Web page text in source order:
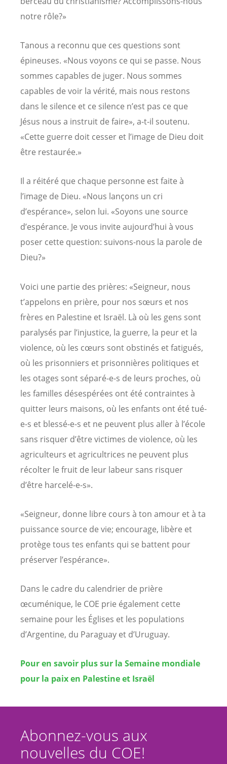
notre rôle?»
Tanous a reconnu que ces questions sont
épineuses. «Nous voyons ce qui se passe. Nous
sommes capables de juger. Nous sommes
capables de voir la vérité, mais nous restons
dans le silence et ce silence n’est pas ce que
Jésus nous a instruit de faire», a-t-il soutenu.
«Cette guerre doit cesser et l’image de Dieu doit
être restaurée.»
Il a réitéré que chaque personne est faite à
l’image de Dieu. «Nous lançons un cri
d’espérance», selon lui. «Soyons une source
d’espérance. Je vous invite aujourd’hui à vous
poser cette question: suivons-nous la parole de
Dieu?»
Voici une partie des prières: «Seigneur, nous
t’appelons en prière, pour nos sœurs et nos
frères en Palestine et Israël. Là où les gens sont
paralysés par l’injustice, la guerre, la peur et la
violence, où les cœurs sont obstinés et fatigués,
où les prisonniers et prisonnières politiques et
les otages sont séparé-e-s de leurs proches, où
les familles désespérées ont été contraintes à
quitter leurs maisons, où les enfants ont été tué-
e-s et blessé-e-s et ne peuvent plus aller à l’école
sans risquer d’être victimes de violence, où les
agriculteurs et agricultrices ne peuvent plus
récolter le fruit de leur labeur sans risquer
d’être harcelé-e-s».
«Seigneur, donne libre cours à ton amour et à ta
puissance source de vie; encourage, libère et
protège tous tes enfants qui se battent pour
préserver l’espérance».
Dans le cadre du calendrier de prière
œcuménique, le COE prie également cette
semaine pour les Églises et les populations
d’Argentine, du Paraguay et d’Uruguay.
Pour en savoir plus sur la Semaine mondiale
pour la paix en Palestine et Israël
Abonnez-vous aux
nouvelles du COE!